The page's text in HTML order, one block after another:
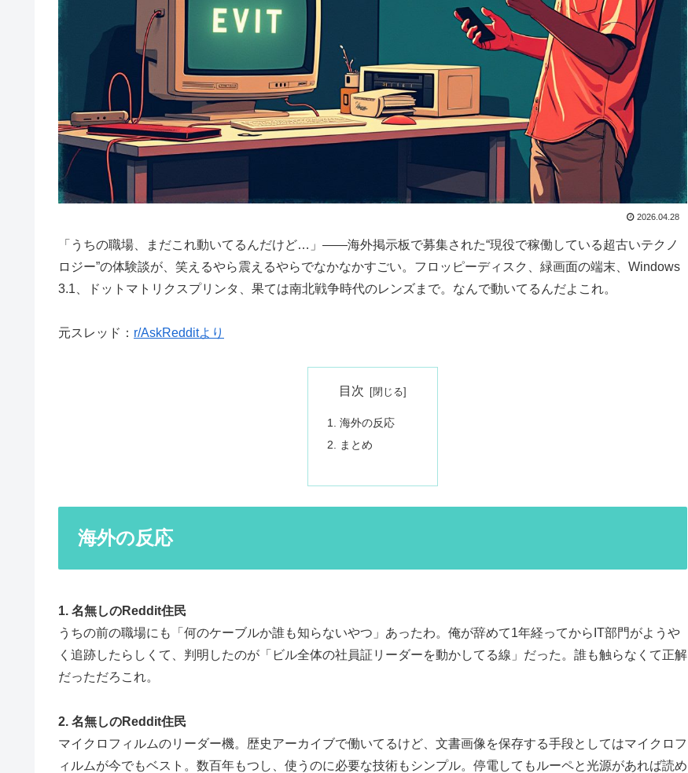
2026.04.28
「うちの職場、まだこれ動いてるんだけど…」——海外掲示板で募集された“現役で稼働している超古いテクノ
ロジー”の体験談が、笑えるやら震えるやらでなかなかすごい。フロッピーディスク、緑画面の端末、Windows
3.1、ドットマトリクスプリンタ、果ては南北戦争時代のレンズまで。なんで動いてるんだよこれ。
元スレッド： r/AskRedditより
目次
海外の反応
まとめ
海外の反応
1. 名無しのReddit住民
うちの前の職場にも「何のケーブルか誰も知らないやつ」あったわ。俺が辞めて1年経ってからIT部門がようや
く追跡したらしくて、判明したのが「ビル全体の社員証リーダーを動かしてる線」だった。誰も触らなくて正解
だっただろこれ。
2. 名無しのReddit住民
マイクロフィルムのリーダー機。歴史アーカイブで働いてるけど、文書画像を保存する手段としてはマイクロフ
ィルムが今でもベスト。数百年もつし、使うのに必要な技術もシンプル。停電してもルーペと光源があれば読め